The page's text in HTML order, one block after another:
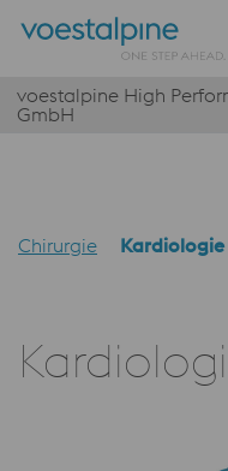
voestalpine High
GmbH
Chirurgie Kardiologie